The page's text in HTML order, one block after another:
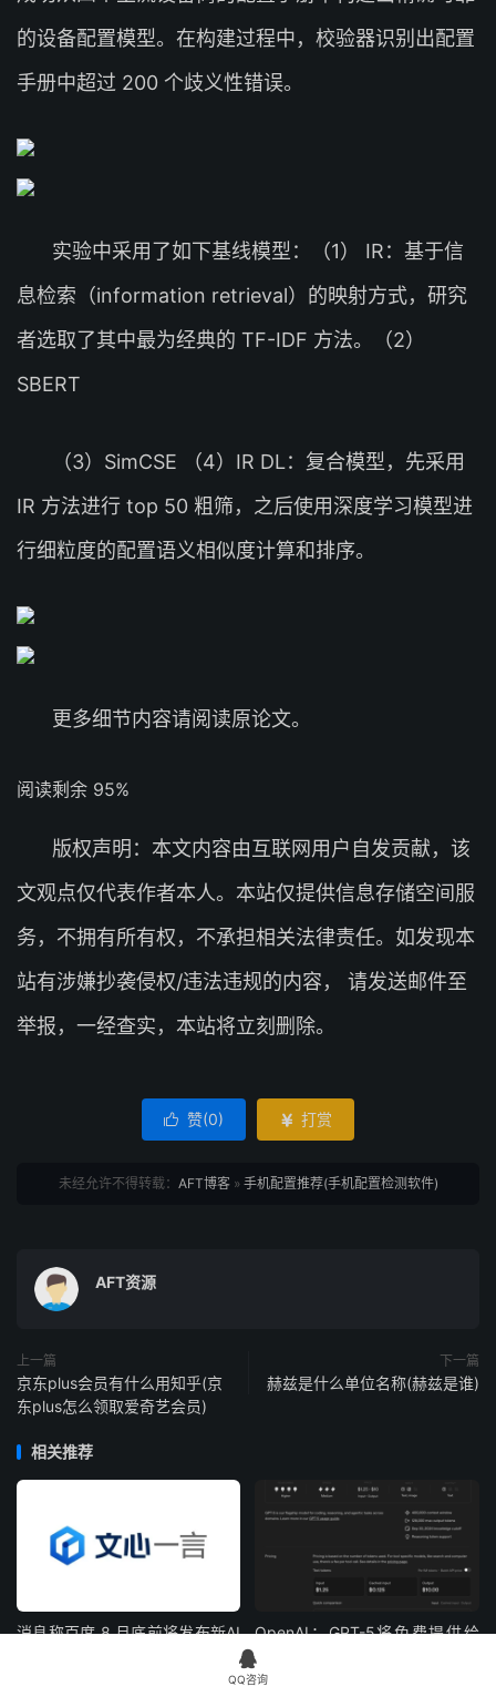
的设备配置模型。在构建过程中，校验器识别出配置
手册中超过 200 个歧义性错误。
实验中采用了如下基线模型：（1） IR：基于信
息检索（information retrieval）的映射方式，研究
者选取了其中最为经典的 TF-IDF 方法。（2）
SBERT
（3）SimCSE （4）IR DL：复合模型，先采用
IR 方法进行 top 50 粗筛，之后使用深度学习模型进
行细粒度的配置语义相似度计算和排序。
更多细节内容请阅读原论文。
阅读剩余 95%
版权声明：本文内容由互联网用户自发贡献，该
文观点仅代表作者本人。本站仅提供信息存储空间服
务，不拥有所有权，不承担相关法律责任。如发现本
站有涉嫌抄袭侵权/违法违规的内容， 请发送邮件至
举报，一经查实，本站将立刻删除。
 赞(0)  打赏
未经允许不得转载： AFT博客» 手机配置推荐(手机配置检测软件)
AFT资源
上一篇
京东plus会员有什么用知乎(京
东plus怎么领取爱奇艺会员)
下一篇
赫兹是什么单位名称(赫兹是谁)
相关推荐
消息称百度 8 月底前将发布新AI
OpenAI：GPT-5将免费提供给
用户 适用于编码和写作

QQ咨询